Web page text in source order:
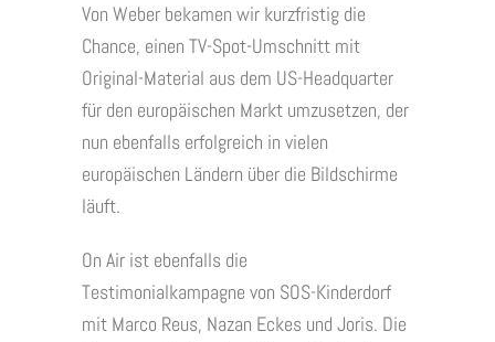
Von Weber bekamen wir kurzfristig die
Chance, einen TV-Spot-Umschnitt mit
Original-Material aus dem US-Headquarter
für den europäischen Markt umzusetzen, der
nun ebenfalls erfolgreich in vielen
europäischen Ländern über die Bildschirme
läuft.
On Air ist ebenfalls die
Testimonialkampagne von SOS-Kinderdorf
mit Marco Reus, Nazan Eckes und Joris. Die